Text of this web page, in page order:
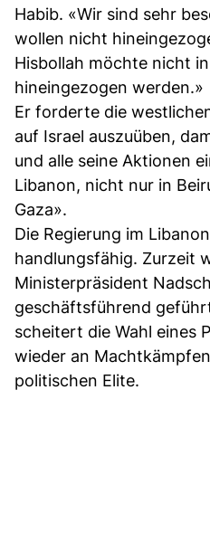
Habib. «Wir sind sehr
wollen nicht
Hisbollah möchte nicht
hineingezogen werden.»
Er forderte die
auf Israel auszuüben,
und alle seine Aktionen
Libanon, nicht nur in
Gaza».
Die Regierung im
handlungsfähig. Zurzeit
Ministerpräsident
geschäftsführend
scheitert die Wahl eines
wieder an
politischen Elite.